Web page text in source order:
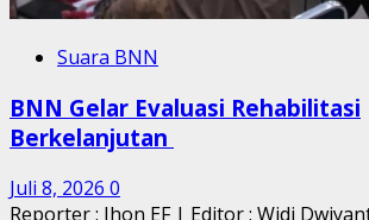
Suara BNN
BNN Gelar Evaluasi Rehabilitasi
Berkelanjutan
Juli 8, 2026 0
Reporter : Jhon EF | Editor : Widi